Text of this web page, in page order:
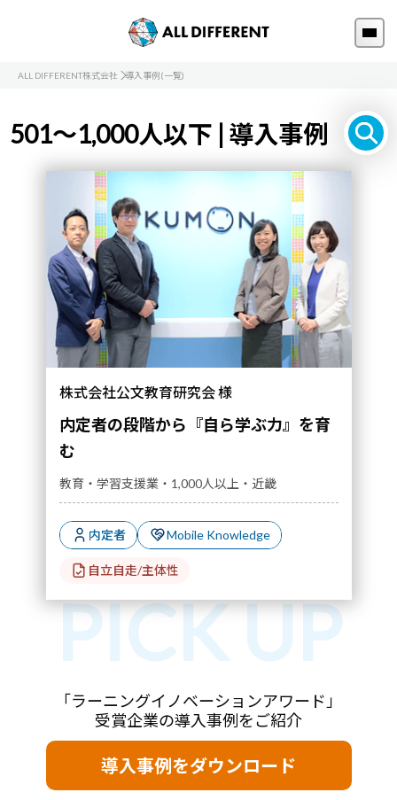
ALL DIFFERENT株式会社 導入事例(一覧)
501～1,000人以下 | 導入事例
株式会社公文教育研究会 様
内定者の段階から『自ら学ぶ力』を育
む
教育・学習支援業・1,000人以上・近畿
内定者 Mobile Knowledge
自立自走/主体性
「ラーニングイノベーションアワード」
受賞企業の導入事例をご紹介
導入事例をダウンロード